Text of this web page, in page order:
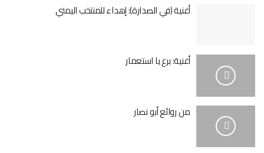
أغنية (في الصدارة): إهداء للمنتخب اليمني
أغنية: برع يا استعمار
من روائع أبو نصار